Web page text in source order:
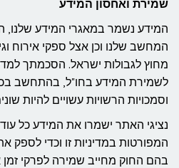
שמירת ואחסון המידע
המידע נשמר במאגרי המידע שלנו,
המחשב שלנו וכן אצל ספקי אירוח
מחוץ לגבולות ישראל. הסכמתך
לשמירת המידע בחו"ל, בהתחשב
וסמכויות הרשויות עשויים להיות
נציגי האתר ישמרו את המידע כל
המפורטות במדיניות זו וכדי לספק
בהם החוק מחייב שמירה לפרקי זמן